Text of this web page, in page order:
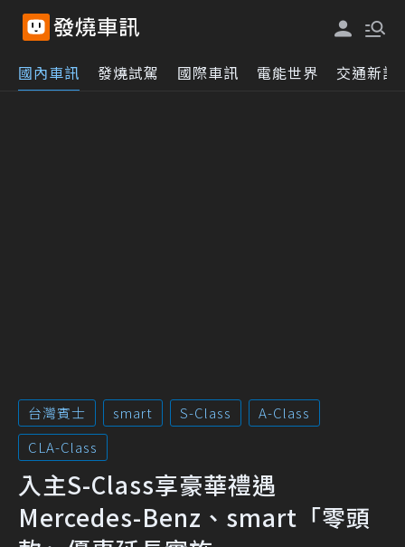
國內車訊 發燒試駕 國際車訊 電能世界 交通新訊
台灣賓士 smart S-Class
A-Class
CLA-Class
入主S-Class享豪華禮遇
Mercedes-Benz、smart「零頭